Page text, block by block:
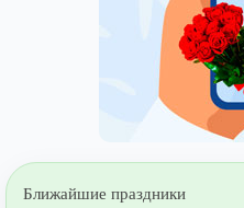
Ближайшие праздники